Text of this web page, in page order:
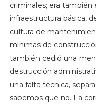
criminales; era también
infraestructura básica,
cultura de
mínimas de
también cedió una
destrucción
una falta técnica,
sabemos que no. La